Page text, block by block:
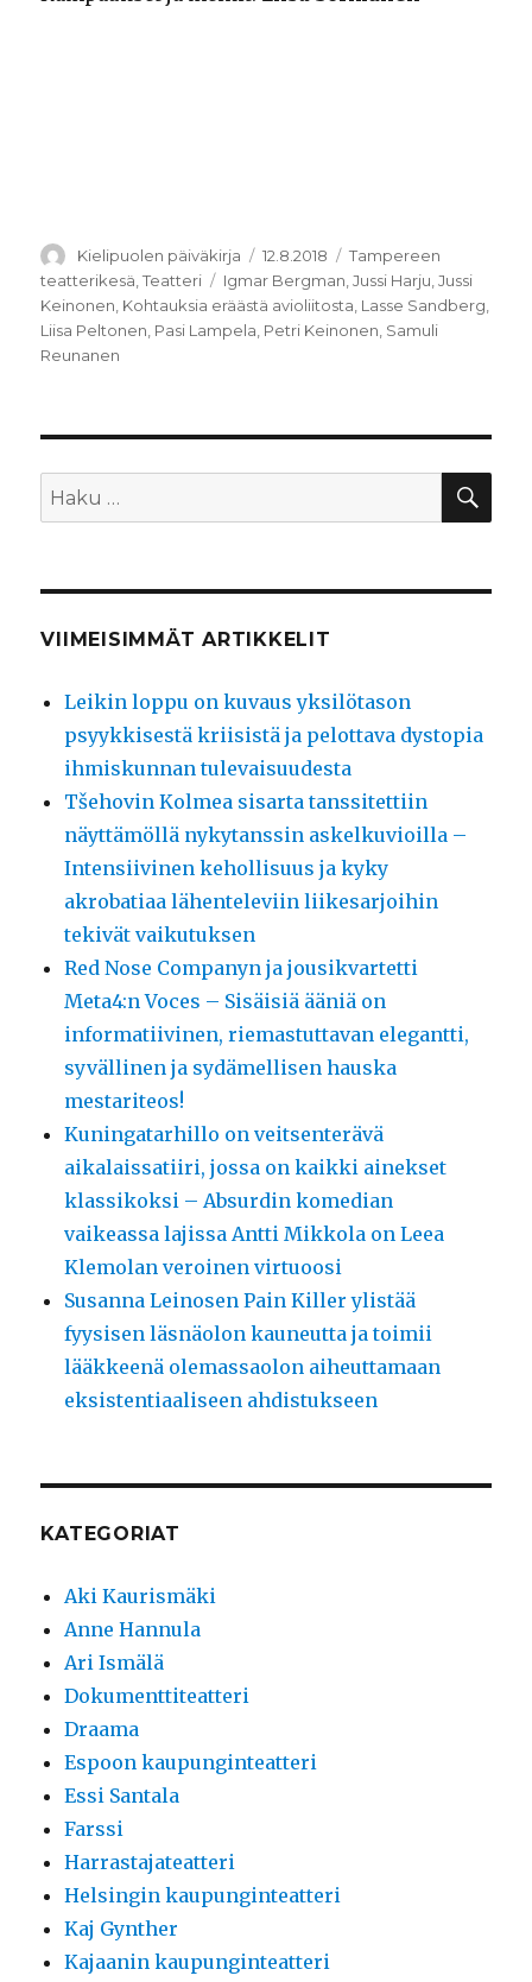
Kirjoittaja
Kielipuolen päiväkirja Julkaistu
12.8.2018 Kategoriat
Tampereen
teatterikesä ,Teatteri Avainsanat
Igmar Bergman ,Jussi Harju ,Jussi
Keinonen Kohtauksia eräästä avioliitosta Lasse Sandberg
Liisa Peltonen Pasi Lampela Petri Keinonen Samuli
Reunanen
Etsi:
VIIMEISIMMÄT ARTIKKELIT
Leikin loppu on kuvaus yksilötason
psyykkisestä kriisistä ja pelottava dystopia
ihmiskunnan tulevaisuudesta
Tšehovin Kolmea sisarta tanssitettiin
näyttämöllä nykytanssin askelkuvioilla –
Intensiivinen kehollisuus ja kyky
akrobatiaa lähenteleviin liikesarjoihin
tekivät vaikutuksen
Red Nose Companyn ja jousikvartetti
Meta4:n Voces – Sisäisiä ääniä on
informatiivinen, riemastuttavan elegantti,
syvällinen ja sydämellisen hauska
mestariteos!
Kuningatarhillo on veitsenterävä
aikalaissatiiri, jossa on kaikki ainekset
klassikoksi – Absurdin komedian
vaikeassa lajissa Antti Mikkola on Leea
Klemolan veroinen virtuoosi
Susanna Leinosen Pain Killer ylistää
fyysisen läsnäolon kauneutta ja toimii
lääkkeenä olemassaolon aiheuttamaan
eksistentiaaliseen ahdistukseen
KATEGORIAT
Aki Kaurismäki
Anne Hannula
Ari Ismälä
Dokumenttiteatteri
Draama
Espoon kaupunginteatteri
Essi Santala
Farssi
Harrastajateatteri
Helsingin kaupunginteatteri
Kaj Gynther
Kajaanin kaupunginteatteri